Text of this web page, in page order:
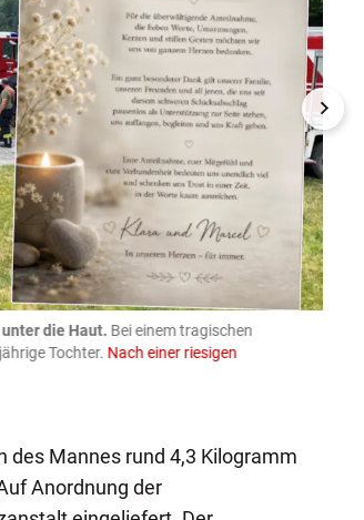
die Haut. Bei einem tragischen
Tochter. Nach einer riesigen
des Mannes rund 4,3 Kilogramm
Anordnung der